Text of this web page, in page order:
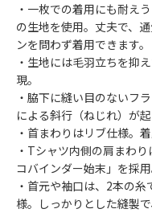
・一枚での着用にも耐え
の生地を使用。丈夫で、
ンを問わず着用できます。
・生地には毛羽立ちを抑
現。
・脇下に縫い目のないフ
による斜行（ねじれ）が
・首まわりはリブ仕様。
・Tシャツ内側の肩まわ
コバインダー始末」を採
・首元や袖口は、2本の
様。しっかりとした縫製